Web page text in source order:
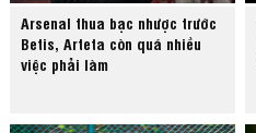
Arsenal thua bạc nhược trước
Betis, Arteta còn quá nhiều
việc phải làm